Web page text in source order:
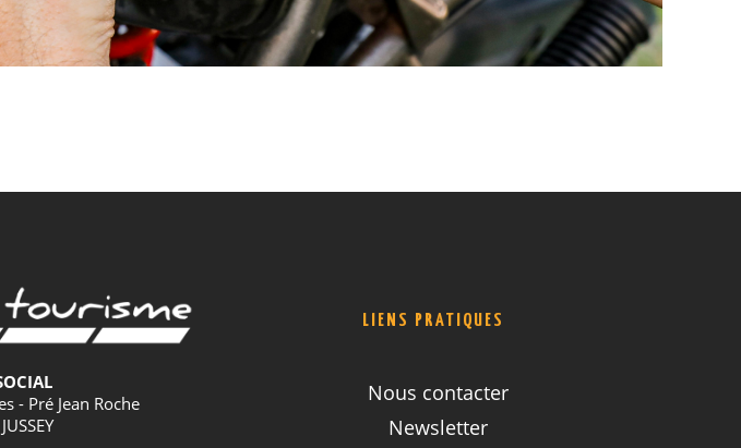
- Pré Jean Roche
LIENS PRATIQUES
Nous contacter
Newsletter